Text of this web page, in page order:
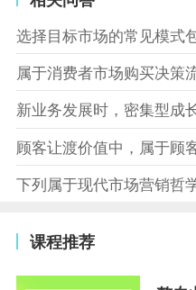
选择目标市场的常见模式
属于消费者市场购买决策
新业务发展时，密集型成
顾客让渡价值中，属于顾
下列属于现代市场营销哲
课程推荐